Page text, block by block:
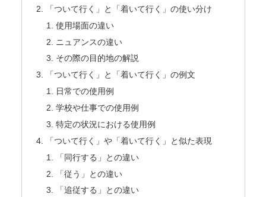
「ついて行く」と「着いて行く」の使い分け
使用場面の違い
ニュアンスの違い
その際の目的地の解説
「ついて行く」と「着いて行く」の例文
日常での使用例
学校や仕事での使用例
特定の状況における使用例
「ついて行く」や「着いて行く」と似た表現
「同行する」との違い
「従う」との違い
「追従する」との違い